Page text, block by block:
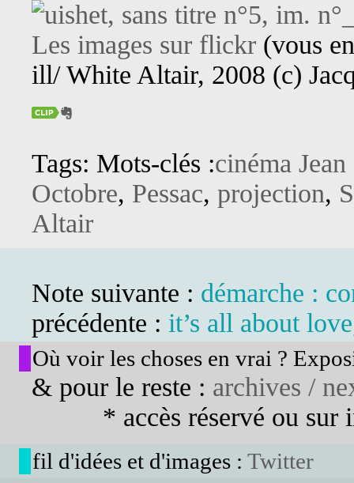
Les images sur flickr (vous
ill/ White Altair, 2008 (c)
Tags: Mots-clés :cinéma
Octobre, Pessac, projection,
Altair
Note suivante : démarche :
précédente : it’s all about
Où voir les choses en vrai ?
& pour le reste : archives /
* accès réservé ou sur
fil d'idées et d'images : Twitter